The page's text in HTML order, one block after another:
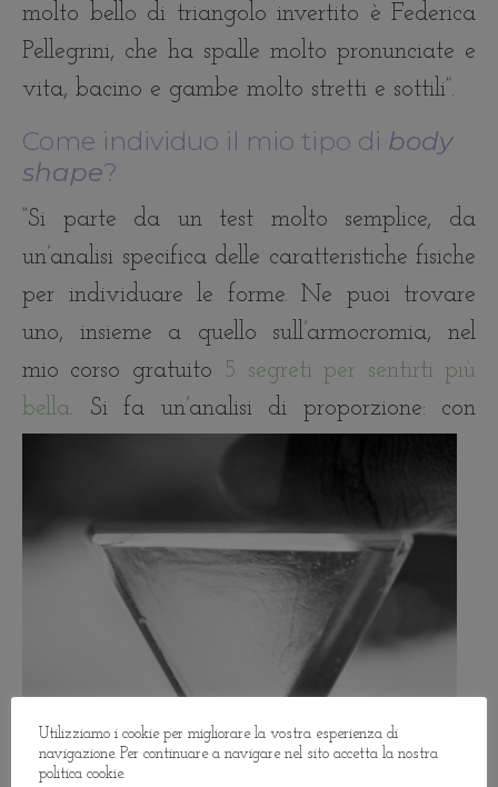
molto bello di triangolo invertito è Federica
Pellegrini, che ha spalle molto pronunciate e
vita, bacino e gambe molto stretti e sottili”.
Come individuo il mio tipo di body
shape?
“Si parte da un test molto semplice, da
un’analisi specifica delle caratteristiche fisiche
per individuare le forme. Ne puoi trovare
uno, insieme a quello sull’armocromia, nel
mio corso gratuito
5 segreti per sentirti più
bella. Si fa un’analisi di proporzione: con
Utilizziamo i cookie per migliorare la vostra esperienza di
navigazione. Per continuare a navigare nel sito accetta la nostra
politica cookie.